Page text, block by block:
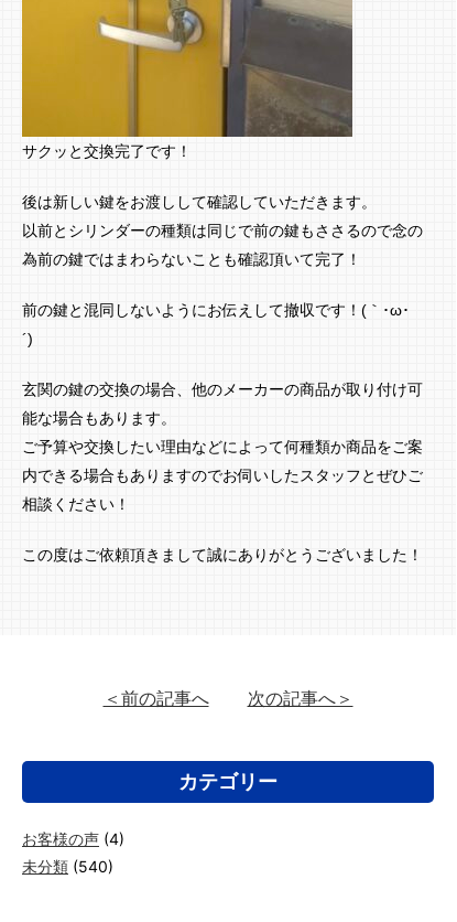
サクッと交換完了です！
後は新しい鍵をお渡しして確認していただきます。
以前とシリンダーの種類は同じで前の鍵もささるので念の
為前の鍵ではまわらないことも確認頂いて完了！
前の鍵と混同しないようにお伝えして撤収です！(｀･ω･
´)ゞ
玄関の鍵の交換の場合、他のメーカーの商品が取り付け可
能な場合もあります。
ご予算や交換したい理由などによって何種類か商品をご案
内できる場合もありますのでお伺いしたスタッフとぜひご
相談ください！
この度はご依頼頂きまして誠にありがとうございました！
＜前の記事へ 次の記事へ＞
カテゴリー
お客様の声 (4)
未分類 (540)